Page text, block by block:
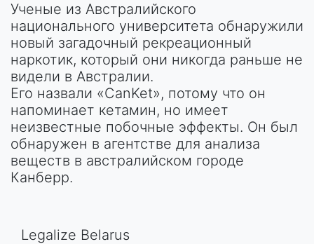
Ученые из Австралийского
национального университета обнаружили
новый загадочный рекреационный
наркотик, который они никогда раньше не
видели в Австралии.
Его назвали «CanKet», потому что он
напоминает кетамин, но имеет
неизвестные побочные эффекты. Он был
обнаружен в агентстве для анализа
веществ в австралийском городе
Канберр.
Legalize Belarus